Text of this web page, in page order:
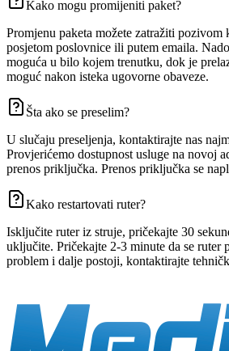
Kako mogu promijeniti paket?
Promjenu paketa možete zatražiti pozivom
posjetom poslovnice ili putem emaila.
moguća u bilo kojem trenutku, dok je
moguć nakon isteka ugovorne obaveze.
Šta ako se preselim?
U slučaju preseljenja, kontaktirajte nas
Provjerićemo dostupnost usluge na novoj
prenos priključka. Prenos priključka se
Kako restartovati ruter?
Isključite ruter iz struje, pričekajte 30
uključite. Pričekajte 2-3 minute da se ruter
problem i dalje postoji, kontaktirajte